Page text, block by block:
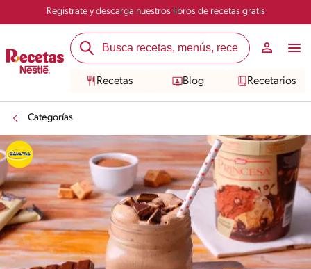
Registrate y descarga nuestros libros de recetas gratis
Recetas Blog Recetarios
Categorías